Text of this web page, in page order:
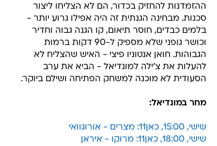
ההזמדנות להחזיק בכדור, הם לא הצליחו ליצור
סכנות. מבחינה הגנתית זה היה אפילו גרוע יותר -
בלמים כבדים, חוסר תיאום, קו הגנה גבוה וחדיר
וכושר גופני שלא מספיק ל-90 דקות ברמות
הגבוהות. חואן אנטוניו פיצי - האיש שהצליח לא
להעלות את צ'ילה למונדיאל - הביא את ערב
הסעודית לא מוכנה למשחק הפתיחה ושילם ביוקר.
מחר במונדיאל:
שישי, 15:00, כאן11: מצרים - אורוגוואי
שישי, 18:00, כאן11: מרוקו - איראן